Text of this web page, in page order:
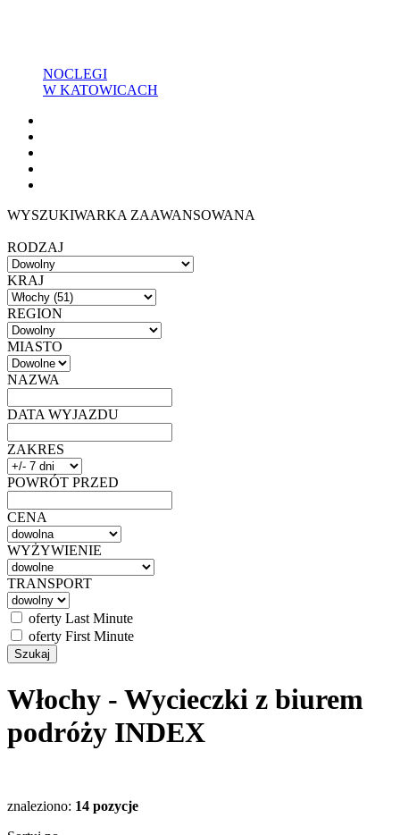
NOCLEGI
W KATOWICACH
WYSZUKIWARKA ZAAWANSOWANA
RODZAJ
KRAJ
REGION
MIASTO
NAZWA
DATA WYJAZDU
ZAKRES
POWRÓT PRZED
CENA
WYŻYWIENIE
TRANSPORT
oferty Last Minute
oferty First Minute
Włochy - Wycieczki z biurem
podróży INDEX
znaleziono: 14 pozycje